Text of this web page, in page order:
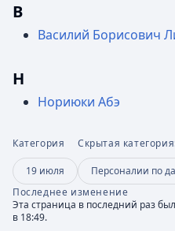
В
Василий Борисович
Н
Нориюки Абэ
Категория
19 июля
Скрытая
Персоналии по
Последнее изменение
Эта страница в последний раз
в 18:49.